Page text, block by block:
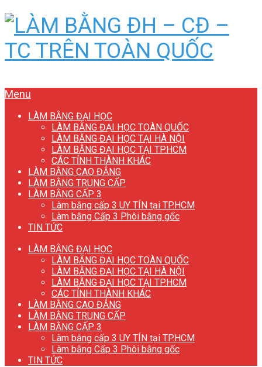
Menu
LÀM BẰNG ĐẠI HỌC
LÀM BẰNG ĐẠI HỌC TOÀN QUỐC
LÀM BẰNG ĐẠI HỌC TẠI HÀ NỘI
LÀM BẰNG ĐẠI HỌC TẠI TP.HCM
CÁC TỈNH THÀNH KHÁC
LÀM BẰNG CAO ĐẲNG
LÀM BẰNG TRUNG CẤP
LÀM BẰNG CẤP 3
Làm bằng cấp 3 UY TÍN tại TP.HCM
Làm bằng Cấp 3 Phôi bằng gốc
TIN TỨC
LÀM BẰNG ĐẠI HỌC
LÀM BẰNG ĐẠI HỌC TOÀN QUỐC
LÀM BẰNG ĐẠI HỌC TẠI HÀ NỘI
LÀM BẰNG ĐẠI HỌC TẠI TP.HCM
CÁC TỈNH THÀNH KHÁC
LÀM BẰNG CAO ĐẲNG
LÀM BẰNG TRUNG CẤP
LÀM BẰNG CẤP 3
Làm bằng cấp 3 UY TÍN tại TP.HCM
Làm bằng Cấp 3 Phôi bằng gốc
TIN TỨC